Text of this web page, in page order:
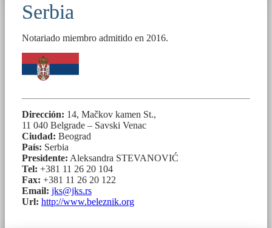
Serbia
Notariado miembro admitido en 2016.
Dirección: 14, Mačkov kamen St.,
11 040 Belgrade – Savski Venac
Ciudad: Beograd
País: Serbia
Presidente: Aleksandra STEVANOVIĆ
Tel: +381 11 26 20 104
Fax: +381 11 26 20 122
Email: jks@jks.rs
Url: http://www.beleznik.org